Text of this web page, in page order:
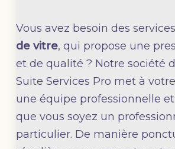
Vous avez besoin des
de vitre, qui propose une
et de qualité ? Notre société
Suite Services Pro met à
une équipe professionnelle
que vous soyez un
particulier. De manière